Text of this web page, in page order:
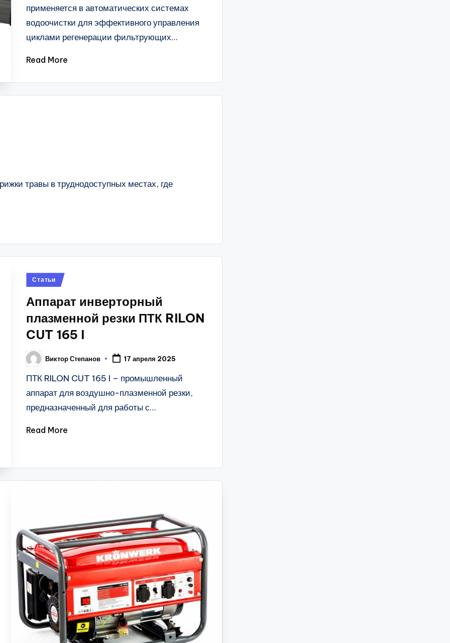
применяется в автоматических системах
водоочистки для эффективного управления
циклами регенерации фильтрующих…
Read More
травы в труднодоступных местах, где
Posted
Статьи
Аппарат инверторный
плазменной резки ПТК RILON
CUT 165 I
Posted
by
Виктор Степанов 17 апреля 2025
ПТК RILON CUT 165 I – промышленный
аппарат для воздушно-плазменной резки,
предназначенный для работы с…
Read More